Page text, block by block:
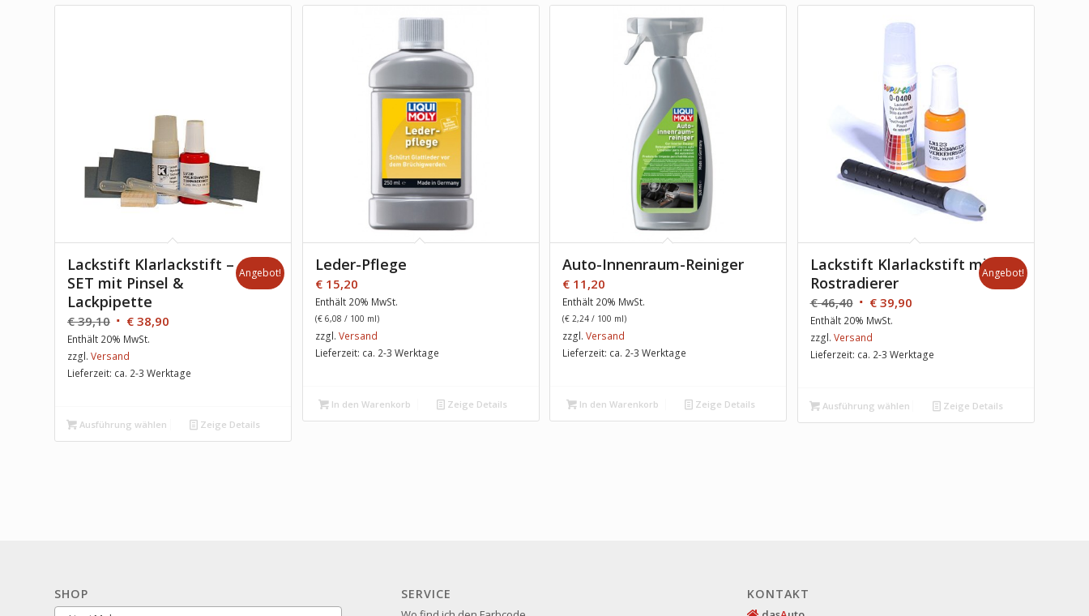
Lackstift Klarlackstift –
SET mit Pinsel &
Lackpipette
€39,10 € 38,90
Enthält 20% MwSt.
zzgl. Versand
Lieferzeit: ca. 2-3 Werktage
Angebot!
Ausführung wählen Zeige Details
Leder-Pflege
€15,20
Enthält 20% MwSt.
(€6,08 / 100 ml)
zzgl. Versand
Lieferzeit: ca. 2-3 Werktage
In den Warenkorb Zeige Details
Auto-Innenraum-Reiniger
€ 11,20
Enthält 20% MwSt.
(€ 2,24 / 100 ml)
zzgl.Versand
Lieferzeit: ca. 2-3 Werktage
In den Warenkorb Zeige Details
Lackstift Klarlackstift mit
Rostradierer
€46,40 €39,90
Enthält 20% MwSt.
zzgl. Versand
Lieferzeit: ca. 2-3 Werktage
Angebot!
Ausführung wählen Zeige Details
SHOP SERVICE KONTAKT